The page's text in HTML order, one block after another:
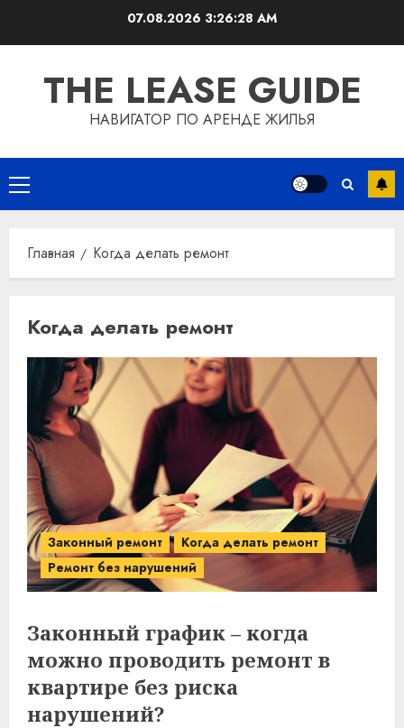
07.08.2026 3:26:29 AM
THE LEASE GUIDE
НАВИГАТОР ПО АРЕНДЕ ЖИЛЬЯ
Основное
меню
Главная Когда делать ремонт
Когда делать ремонт
Законный ремонт
Когда делать ремонт
Ремонт без нарушений
Законный график – когда
можно проводить ремонт в
квартире без риска
нарушений?